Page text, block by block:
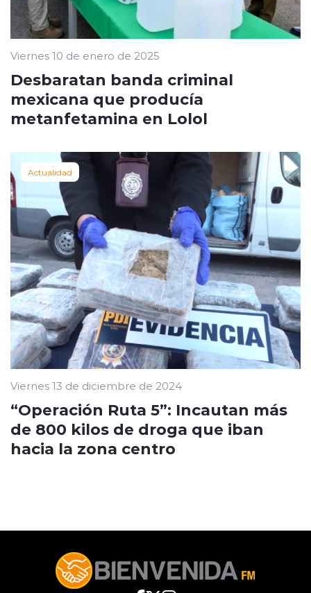
Viernes 10 de enero de 2025
Desbaratan banda criminal
mexicana que producía
metanfetamina en Lolol
Actualidad
Viernes 13 de diciembre de 2024
“Operación Ruta 5”: Incautan más
de 800 kilos de droga que iban
hacia la zona centro